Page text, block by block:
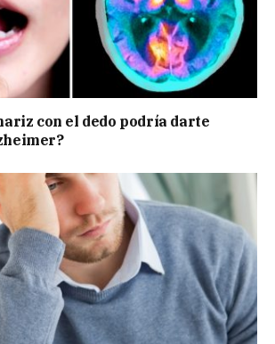
con el dedo podría darte